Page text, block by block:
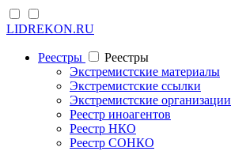
LIDREKON.RU
Реестры
Реестры
Экстремистские материалы
Экстремистские ссылки
Экстремистские организации
Реестр иноагентов
Реестр НКО
Реестр СОНКО